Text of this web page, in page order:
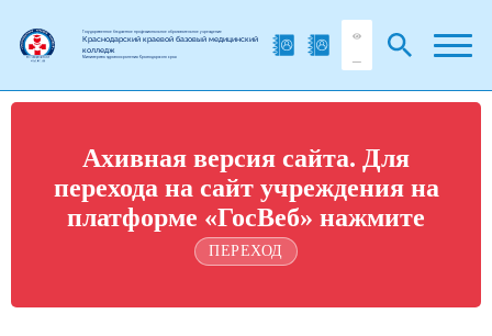
Государственное бюджетное профессиональное образовательное учреждение
Краснодарский краевой базовый медицинский
колледж
Министерства здравоохранения Краснодарского края
Ахивная версия сайта. Для
перехода на сайт учреждения на
платформе «ГосВеб» нажмите
ПЕРЕХОД